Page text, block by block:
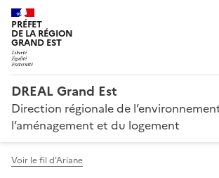
PRÉFET
DE LA RÉGION
GRAND EST
DREAL Grand Est
Direction régionale de
l’aménagement et du logement
Voir le fil d'Ariane